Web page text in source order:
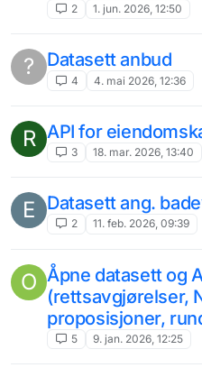
2 1. jun. 2026, 12:50
? Datasett anbud
4 4. mai 2026, 12:36
R API for
3 18. mar. 2026, 13:40
E Datasett ang.
2 11. feb. 2026, 09:39
O Åpne datasett og
(rettsavgjørelser,
proposisjoner,
5 9. jan. 2026, 12:25